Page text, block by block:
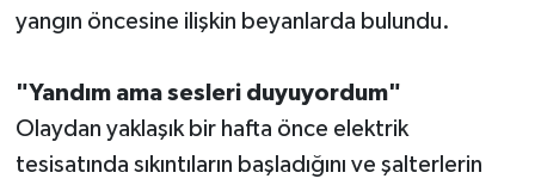
yangın öncesine ilişkin beyanlarda bulundu.
"Yandım ama sesleri duyuyordum"
Olaydan yaklaşık bir hafta önce elektrik
tesisatında sıkıntıların başladığını ve şalterlerin